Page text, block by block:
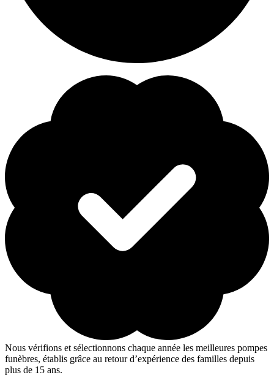
Nous vérifions et sélectionnons chaque année les meilleures pompes
funèbres, établis grâce au retour d’expérience des familles depuis
plus de 15 ans.